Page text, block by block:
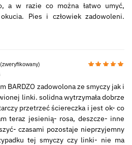
a w razie co można łatwo umyć,
Pies i człowiek zadowoleni.
(zweryfikowany)
BARDZO zadowolona ze smyczy jak i
linki. solidna wytrzymała dobrze
przetrzeć ściereczka i jest ok- co
teraz jesienią- rosa, deszcze- inne
czasami pozostaje nieprzyjemny
tej smyczy czy linki- nie ma